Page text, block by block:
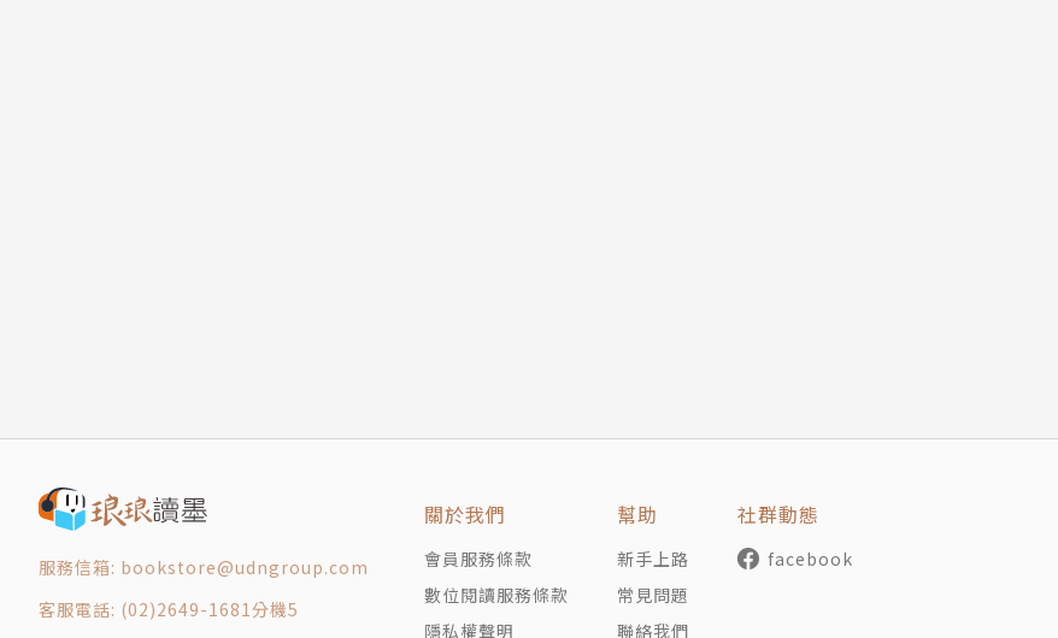
服務信箱: bookstore@udngroup.com
客服電話: (02)2649-1681分機5
關於我們
會員服務條款
數位閱讀服務條款
隱私權聲明
幫助
新手上路
常見問題
聯絡我們
社群動態
facebook